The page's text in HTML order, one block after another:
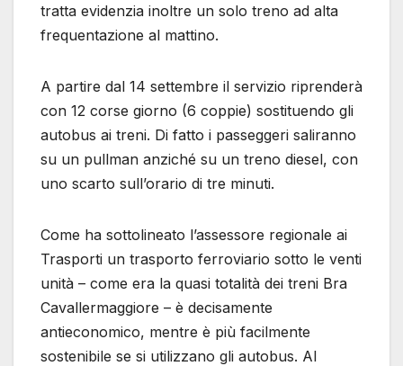
tratta evidenzia inoltre un solo treno ad alta
frequentazione al mattino.
A partire dal 14 settembre il servizio riprenderà
con 12 corse giorno (6 coppie) sostituendo gli
autobus ai treni. Di fatto i passeggeri saliranno
su un pullman anziché su un treno diesel, con
uno scarto sull’orario di tre minuti.
Come ha sottolineato l’assessore regionale ai
Trasporti un trasporto ferroviario sotto le venti
unità – come era la quasi totalità dei treni Bra
Cavallermaggiore – è decisamente
antieconomico, mentre è più facilmente
sostenibile se si utilizzano gli autobus. Al